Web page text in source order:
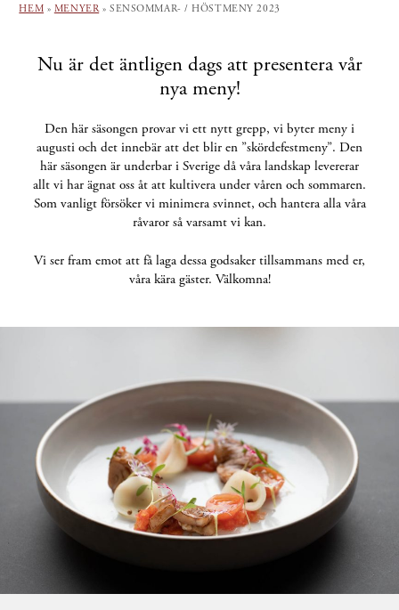
HEM » MENYER» SENSOMMAR- / HÖSTMENY 2023
Nu är det äntligen dags att presentera vår
nya meny!
Den här säsongen provar vi ett nytt grepp, vi byter meny i
augusti och det innebär att det blir en ”skördefestmeny”. Den
här säsongen är underbar i Sverige då våra landskap levererar
allt vi har ägnat oss åt att kultivera under våren och sommaren.
Som vanligt försöker vi minimera svinnet, och hantera alla våra
råvaror så varsamt vi kan.
Vi ser fram emot att få laga dessa godsaker tillsammans med er,
våra kära gäster. Välkomna!